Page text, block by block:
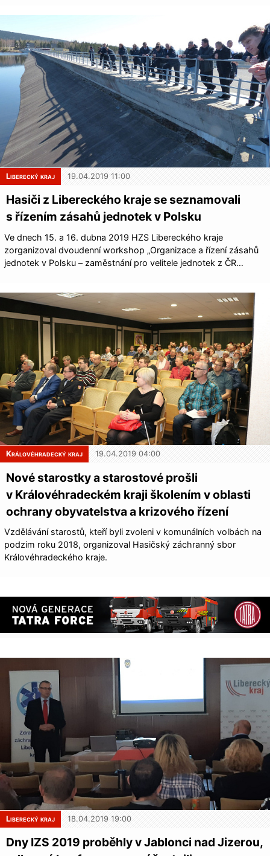
Liberecký kraj 19.04.2019 11:00
Hasiči z Libereckého kraje se seznamovali
s řízením zásahů jednotek v Polsku
Ve dnech 15. a 16. dubna 2019 HZS Libereckého kraje
zorganizoval dvoudenní workshop „Organizace a řízení zásahů
jednotek v Polsku – zaměstnání pro velitele jednotek z ČR…
Královéhradecký kraj 19.04.2019 04:00
Nové starostky a starostové prošli
v Královéhradeckém kraji školením v oblasti
ochrany obyvatelstva a krizového řízení
Vzdělávání starostů, kteří byli zvoleni v komunálních volbách na
podzim roku 2018, organizoval Hasičský záchranný sbor
Královéhradec­kého kraje.
Liberecký kraj 18.04.2019 19:00
Dny IZS 2019 proběhly v Jablonci nad Jizerou,